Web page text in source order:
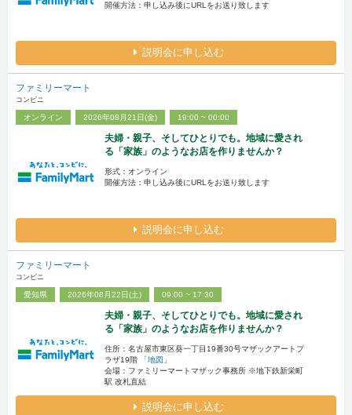
開催方法：申し込み後にURLをお送り致します
説明会に申し込む
ファミリーマート
コンビニ
オンライン 2026年08月21日(金) 19:00 ~ 00:00
夫婦・親子、そしてひとりでも。地域に愛され
る「家族」のようなお店を作りませんか？
形式：オンライン
開催方法：申し込み後にURLをお送り致します
説明会に申し込む
ファミリーマート
コンビニ
愛知県 2026年08月22日(土) 09:00 ~ 17:30
夫婦・親子、そしてひとりでも。地域に愛され
る「家族」のようなお店を作りませんか？
住所：名古屋市東区葵一丁目19番30号マザックアートプ
ラザ19階 「地図 」
会場：ファミリーマートマザック事務所 ※地下鉄新栄町
駅 改札直結
説明会に申し込む